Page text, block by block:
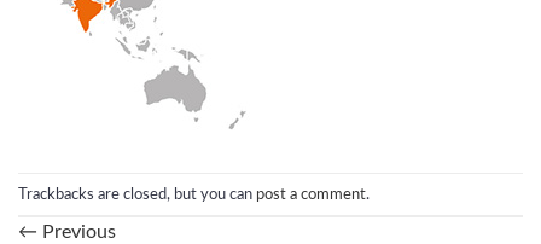
Trackbacks are closed, but you can post a comment.
← Previous